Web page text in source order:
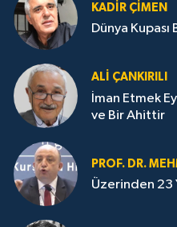
KADIR ÇIMEN
Dünya Kupası
ALI ÇANKIRILI
İman Etmek
ve Bir Ahittir
PROF. DR.
Üzerinden 23